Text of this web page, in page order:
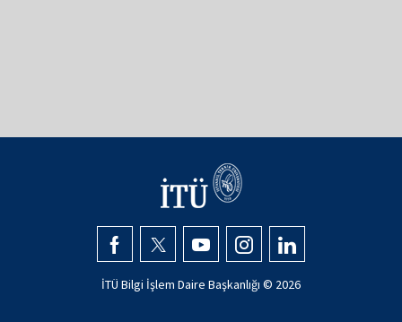
İTÜ Bilgi İşlem Daire Başkanlığı © 2026